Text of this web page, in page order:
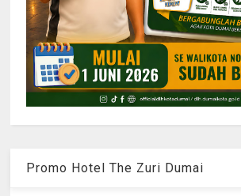
Promo Hotel The Zuri Dumai